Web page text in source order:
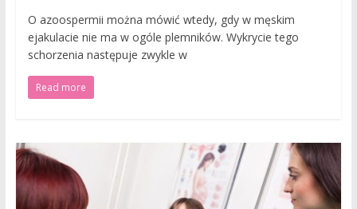
O azoospermii można mówić wtedy, gdy w męskim
ejakulacie nie ma w ogóle plemników. Wykrycie tego
schorzenia następuje zwykle w
Read more